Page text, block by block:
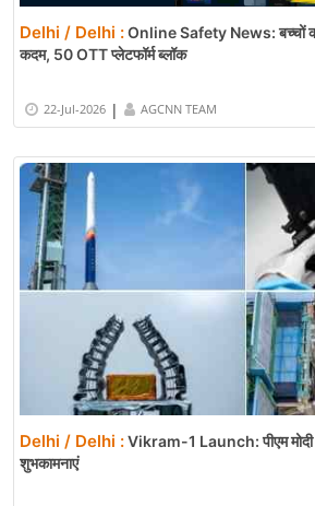
Delhi / Delhi :Online Safety News: बच्चों
कदम, 50 OTT प्लेटफॉर्म ब्लॉक
22-Jul-2026 | AGCNN TEAM
Delhi / Delhi :Vikram-1 Launch: पीएम मोदी
शुभकामनाएं